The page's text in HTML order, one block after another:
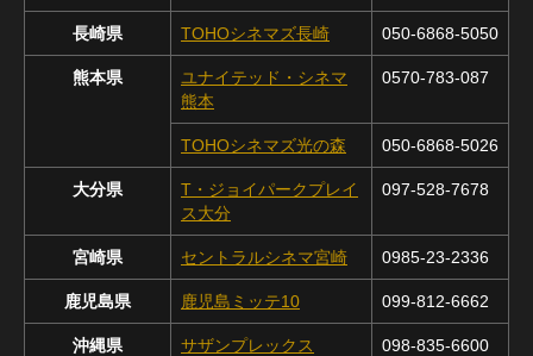
長崎県 TOHOシネマズ長崎 050-6868-5050
熊本県
ユナイテッド・シネマ
熊本
0570-783-087
TOHOシネマズ光の森 050-6868-5026
大分県
T・ジョイパークプレイ
ス大分
097-528-7678
宮崎県 セントラルシネマ宮崎 0985-23-2336
鹿児島県 鹿児島ミッテ10 099-812-6662
沖縄県 サザンプレックス 098-835-6600